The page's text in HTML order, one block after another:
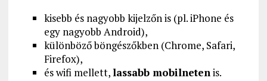
kisebb és nagyobb kijelzőn is (pl. iPhone és
egy nagyobb Android),
különböző böngészőkben (Chrome, Safari,
Firefox),
és wifi mellett,lassabb mobilnetenis.